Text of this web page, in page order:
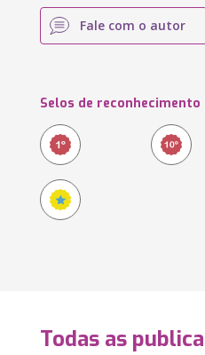
Fale com o autor
Selos de reconhecimento
Todas as